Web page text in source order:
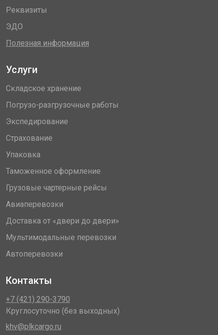
Реквизиты
ЭДО
Полезная информация
Услуги
Складское хранение
Погрузо-разгрузочные работы
Экспедирование
Страхование
Упаковка
Таможенное оформление
Грузовые чартерные рейсы
Авиаперевозки
Доставка от «двери до двери»
Мультимодальные перевозки
Автоперевозки
Контакты
+7 (421) 290-3790
Круглосуточно (без выходных)
khv@plkcargo.ru